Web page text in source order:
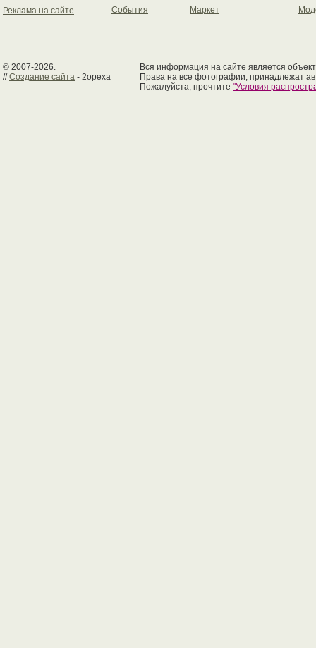
Реклама на сайте
События
Маркет
© 2007-2026.
//Создание сайта - 2opexa
Вся информация на сайте является
Права на все фотографии, принадлежат
Пожалуйста, прочтите "Условия